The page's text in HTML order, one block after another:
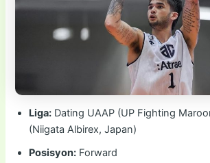
Liga: Dating UAAP (UP Fighting
(Niigata Albirex, Japan)
Posisyon: Forward